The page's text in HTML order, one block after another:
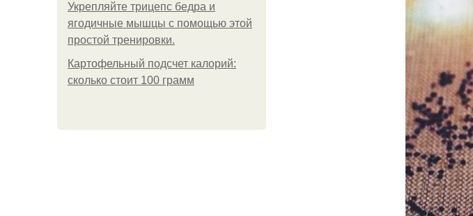
Укрепляйте трицепс бедра и
ягодичные мышцы с помощью этой
простой тренировки.
Картофельный подсчет калорий:
сколько стоит 100 грамм